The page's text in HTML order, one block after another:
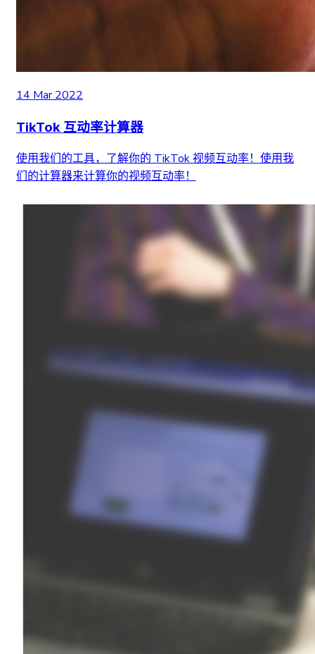
14 Mar 2022
TikTok 互动率计算器
使用我们的工具，了解你的 TikTok 视频互动率！使用我
们的计算器来计算你的视频互动率！